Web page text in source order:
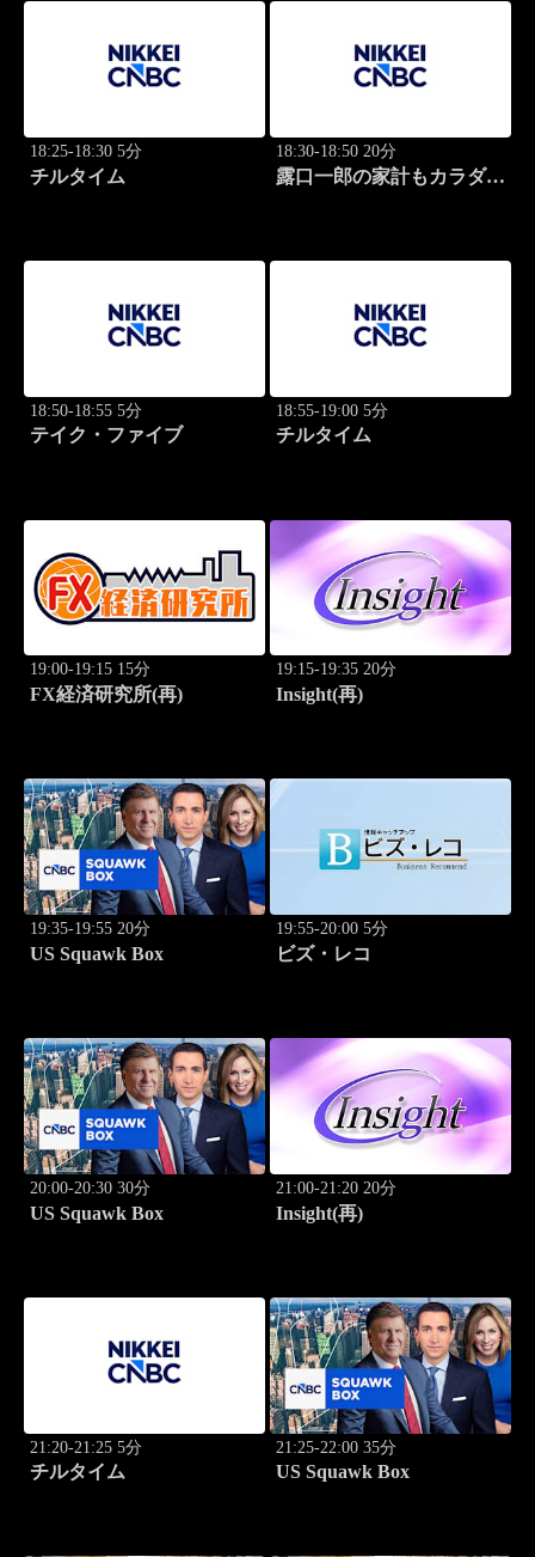
18:25-18:30 5分
チルタイム
18:30-18:50 20分
露口一郎の家計もカラダも
18:50-18:55 5分
テイク・ファイブ
18:55-19:00 5分
チルタイム
19:00-19:15 15分
FX経済研究所(再)
19:15-19:35 20分
Insight(再)
19:35-19:55 20分
US Squawk Box
19:55-20:00 5分
ビズ・レコ
20:00-20:30 30分
US Squawk Box
21:00-21:20 20分
Insight(再)
21:20-21:25 5分
チルタイム
21:25-22:00 35分
US Squawk Box